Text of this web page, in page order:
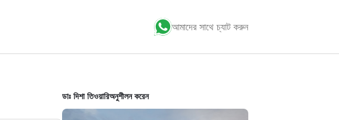
আমাদের সাথে চ্যাট করুন
ডাঃ দিশা তিওয়ারিঅনুশীলন করেন